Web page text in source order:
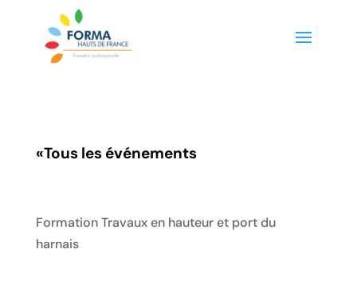
«Tous les événements
Formation Travaux en hauteur et port du
harnais